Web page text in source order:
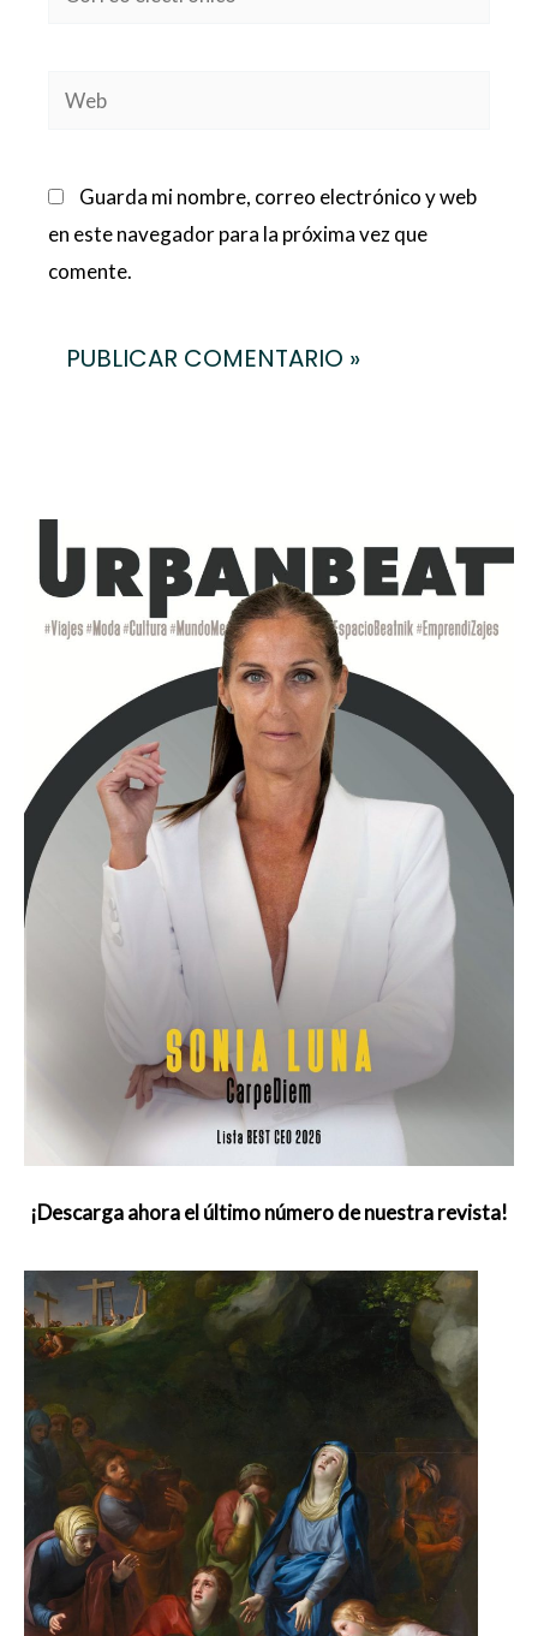
Web
Guarda mi nombre, correo electrónico y web
en este navegador para la próxima vez que
comente.
¡Descarga ahora el último número de nuestra revista!